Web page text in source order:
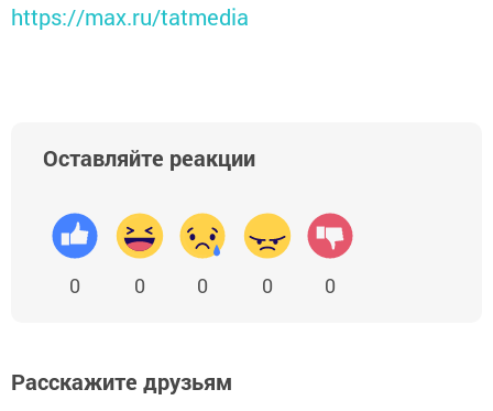
https://max.ru/tatmedia
Оставляйте реакции
0 0 0 0 0
Расскажите друзьям